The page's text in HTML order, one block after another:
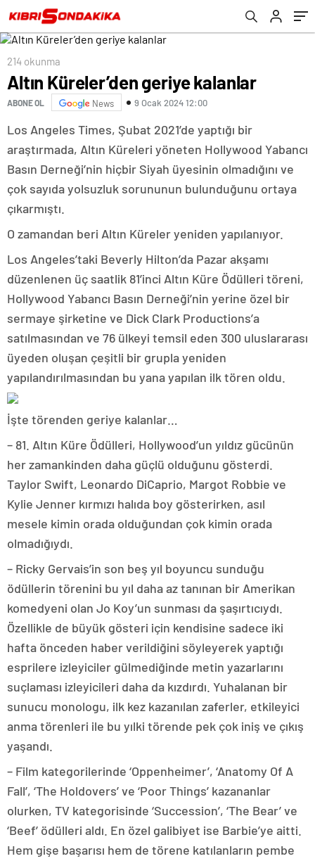
214 okunma
Altın Küreler’den geriye kalanlar
ABONE OL News 9 Ocak 2024 12:00
Los Angeles Times, Şubat 2021’de yaptığı bir
araştırmada, Altın Küreleri yöneten Hollywood Yabancı
Basın Derneği’nin hiçbir Siyah üyesinin olmadığını ve
çok sayıda yolsuzluk sorununun bulunduğunu ortaya
çıkarmıştı.
O zamandan beri Altın Küreler yeniden yapılanıyor.
Los Angeles’taki Beverly Hilton’da Pazar akşamı
düzenlenen üç saatlik 81’inci Altın Küre Ödülleri töreni,
Hollywood Yabancı Basın Derneği’nin yerine özel bir
sermaye şirketine ve Dick Clark Productions’a
satılmasından ve 76 ülkeyi temsil eden 300 uluslararası
üyeden oluşan çeşitli bir grupla yeniden
yapılandırılmasından bu yana yapılan ilk tören oldu.
İşte törenden geriye kalanlar…
– 81. Altın Küre Ödülleri, Hollywood’un yıldız gücünün
her zamankinden daha güçlü olduğunu gösterdi.
Taylor Swift, Leonardo DiCaprio, Margot Robbie ve
Kylie Jenner kırmızı halıda boy gösterirken, asıl
mesele kimin orada olduğundan çok kimin orada
olmadığıydı.
– Ricky Gervais’in son beş yıl boyuncu sunduğu
ödüllerin törenini bu yıl daha az tanınan bir Amerikan
komedyeni olan Jo Koy’un sunması da şaşırtıcıydı.
Özellikle de büyük gösteri için kendisine sadece iki
hafta önceden haber verildiğini söyleyerek yaptığı
esprilere izleyiciler gülmediğinde metin yazarlarını
suçlaması izleyicileri daha da kızdırdı. Yuhalanan bir
sunucu monologu, ilk kez kazanılan zaferler, etkileyici
anma törenleri ile bu yılki törende pek çok iniş ve çıkış
yaşandı.
– Film kategorilerinde ‘Oppenheimer’, ‘Anatomy Of A
Fall’, ‘The Holdovers’ ve ‘Poor Things’ kazananlar
olurken, TV kategorisinde ‘Succession’, ‘The Bear’ ve
‘Beef’ ödülleri aldı. En özel galibiyet ise Barbie’ye aitti.
Hem gişe başarısı hem de törene katılanların pembe